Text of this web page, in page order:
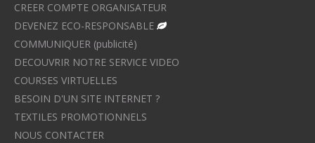
CREER COMPTE ORGANISATEUR
DEVENEZ ECO-RESPONSABLE
COMMUNIQUER (publicité)
DECOUVRIR NOTRE SERVICE VIDEO
COURSES VIRTUELLES
BESOIN D'UN SITE INTERNET ?
TEXTILES PROMOTIONNELS
NOUS CONTACTER